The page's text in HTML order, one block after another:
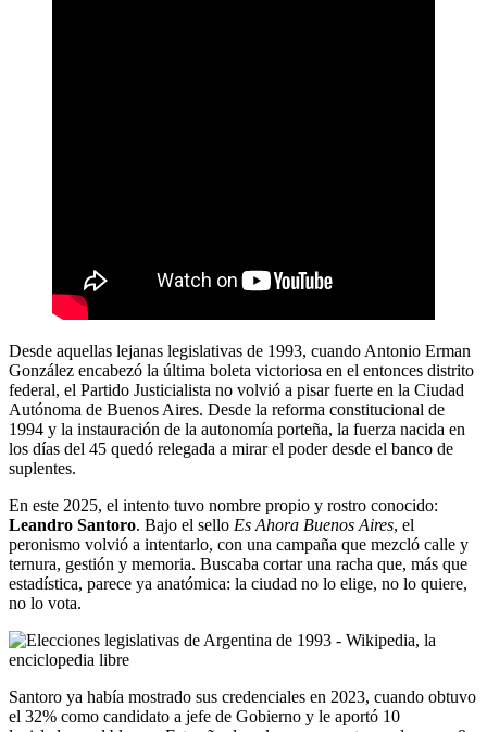
Desde aquellas lejanas legislativas de 1993, cuando Antonio Erman
González encabezó la última boleta victoriosa en el entonces distrito
federal, el Partido Justicialista no volvió a pisar fuerte en la Ciudad
Autónoma de Buenos Aires. Desde la reforma constitucional de
1994 y la instauración de la autonomía porteña, la fuerza nacida en
los días del 45 quedó relegada a mirar el poder desde el banco de
suplentes.
En este 2025, el intento tuvo nombre propio y rostro conocido:
Leandro Santoro. Bajo el sello Es Ahora Buenos Aires, el
peronismo volvió a intentarlo, con una campaña que mezcló calle y
ternura, gestión y memoria. Buscaba cortar una racha que, más que
estadística, parece ya anatómica: la ciudad no lo elige, no lo quiere,
no lo vota.
Santoro ya había mostrado sus credenciales en 2023, cuando obtuvo
el 32% como candidato a jefe de Gobierno y le aportó 10